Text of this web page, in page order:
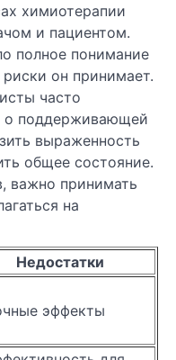
химиотерапии
и пациентом.
полное понимание
он принимает.
часто
о поддерживающей
выраженность
общее состояние.
важно принимать
на
Недостатки
эффекты